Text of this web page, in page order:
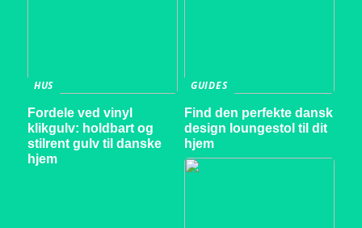
HUS
Fordele ved vinyl
klikgulv: holdbart og
stilrent gulv til danske
hjem
GUIDES
Find den perfekte dansk
design loungestol til dit
hjem